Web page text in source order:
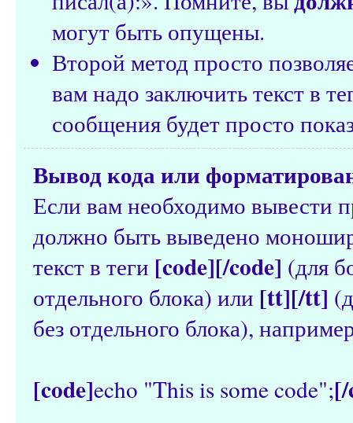
могут быть опущены.
Второй метод просто
вам надо заключить текст в
сообщения будет просто
Вывод кода или
Если вам необходимо вывести
должно быть выведено
текст в теги [code][/code] (для
отдельного блока) или [tt][/tt]
без отдельного блока),
[code]echo "This is some code";